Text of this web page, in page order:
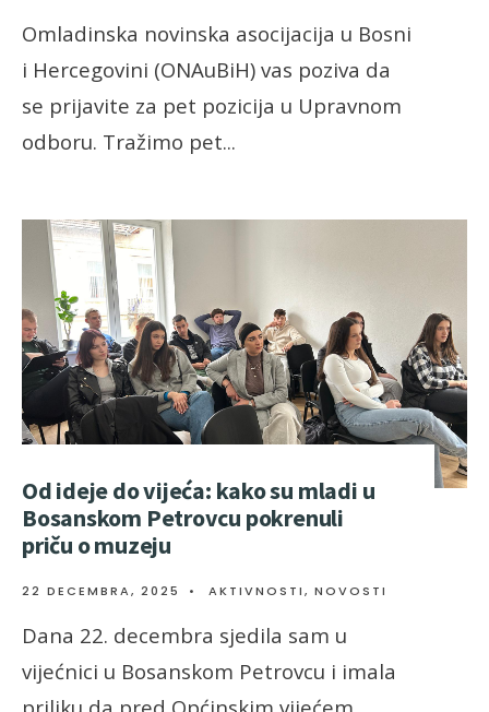
Omladinska novinska asocijacija u Bosni
i Hercegovini (ONAuBiH) vas poziva da
se prijavite za pet pozicija u Upravnom
odboru. Tražimo pet...
Od ideje do vijeća: kako su mladi u
Bosanskom Petrovcu pokrenuli
priču o muzeju
22 DECEMBRA, 2025 • AKTIVNOSTI, NOVOSTI
Dana 22. decembra sjedila sam u
vijećnici u Bosanskom Petrovcu i imala